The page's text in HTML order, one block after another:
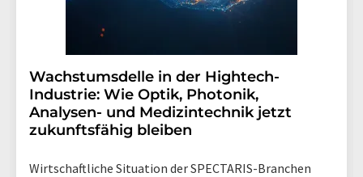
Wachstumsdelle in der Hightech-
Industrie: Wie Optik, Photonik,
Analysen- und Medizintechnik jetzt
zukunftsfähig bleiben
Wirtschaftliche Situation der SPECTARIS-Branchen